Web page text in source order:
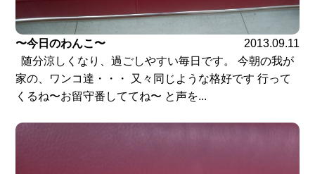
〜今日のわんこ〜
2013.09.11
随分涼しくなり、過ごしやすい毎日です。 今朝の我が
家の、ワンコ達・・・ 又々同じような格好です 行って
くるね〜お留守番しててね〜 と声を...